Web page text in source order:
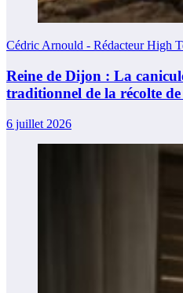
Cédric Arnould - Rédacteur High
Reine de Dijon : La
traditionnel de la récolte
6 juillet 2026